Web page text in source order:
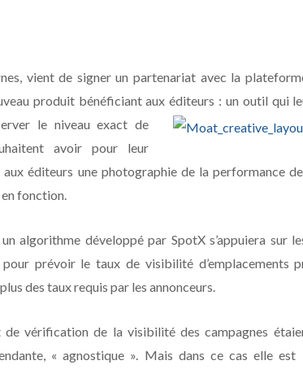
vient de signer un partenariat avec la
produit bénéficiant aux éditeurs : un outil qui
le niveau exact de
avoir pour leur
éditeurs une photographie de la performance
en fonction.
un algorithme développé par SpotX s’appuiera sur
prévoir le taux de visibilité d’emplacements
des taux requis par les annonceurs.
de vérification de la visibilité des campagnes
« agnostique ». Mais dans ce cas elle